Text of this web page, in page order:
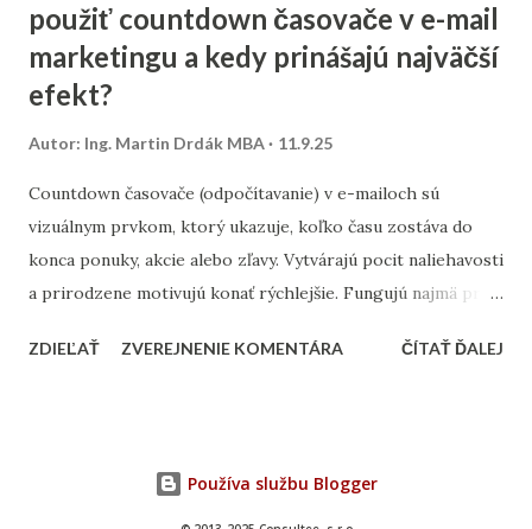
mesta? Výskum kľúčových slov – zistite, čo ľudia hľadajú.
Namiesto všeobecných výrazov typu „kaviareň“ skúste
„kaviareň Bratislava Staré Mesto“ alebo „zdravé obedy
firmy vo vašom segmente. ➡️ Viac sa tejto téme venujeme v
článku: „Ako nájsť správne kľúčové slová pre malé firmy“ 2.
On-page SEO (čo viete spraviť priamo na webe) Tu ide o
úpravu obsahu a technických prvko...
použiť countdown časovače v e-mail
marketingu a kedy prinášajú najväčší
efekt?
Autor: Ing. Martin Drdák MBA 11.9.25
Countdown časovače (odpočítavanie) v e-mailoch sú
vizuálnym prvkom, ktorý ukazuje, koľko času zostáva do
konca ponuky, akcie alebo zľavy. Vytvárajú pocit naliehavosti
a prirodzene motivujú konať rýchlejšie. Fungujú najmä pri
doručení do Vianoc alebo posledných hodinách platnosti
to-action), teda pri tlačidle na nákup alebo registráciu.
ZDIEĽAŤ ZVEREJNENIE KOMENTÁRA ČÍTAŤ ĎALEJ
Používa službu Blogger